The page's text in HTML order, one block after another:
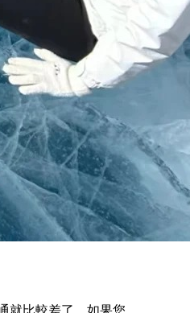
比較差了，如果您...